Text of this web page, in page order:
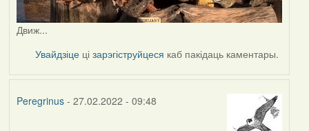
Движ...
Увайдзіце цізарэгіструйцеся каб пакідаць каментары.
Peregrinus- 27.02.2022 - 09:48